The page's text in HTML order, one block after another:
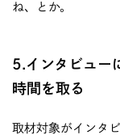
ね、とか。
5.インタビュー
時間を取る
取材対象がインタ